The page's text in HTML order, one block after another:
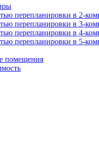
перепланировки в 2-
перепланировки в 3-
перепланировки в 4-
перепланировки в 5-
помещения